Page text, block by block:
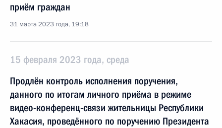
приём граждан
31 марта 2023 года, 19:18
15 февраля 2023 года, среда
Продлён контроль исполнения поручения,
данного по итогам личного приёма в режиме
видео-конференц-связи жительницы Республики
Хакасия, проведённого по поручению Президента